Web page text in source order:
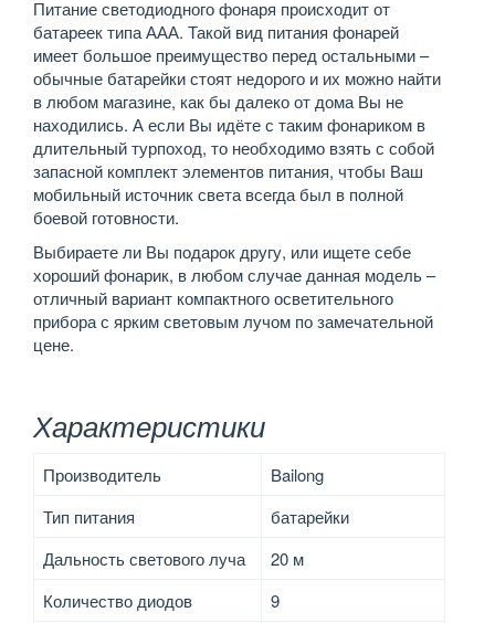
Питание светодиодного фонаря происходит от
батареек типа ААА. Такой вид питания фонарей
имеет большое преимущество перед остальными –
обычные батарейки стоят недорого и их можно найти
в любом магазине, как бы далеко от дома Вы не
находились. А если Вы идёте с таким фонариком в
длительный турпоход, то необходимо взять с собой
запасной комплект элементов питания, чтобы Ваш
мобильный источник света всегда был в полной
боевой готовности.
Выбираете ли Вы подарок другу, или ищете себе
хороший фонарик, в любом случае данная модель –
отличный вариант компактного осветительного
прибора с ярким световым лучом по замечательной
цене.
Характеристики
Производитель
Bailong
Тип питания
батарейки
Дальность светового луча
20 м
Количество диодов
9